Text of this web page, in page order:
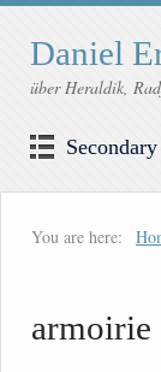
Daniel
über Heraldik,
You are here:
armoirie